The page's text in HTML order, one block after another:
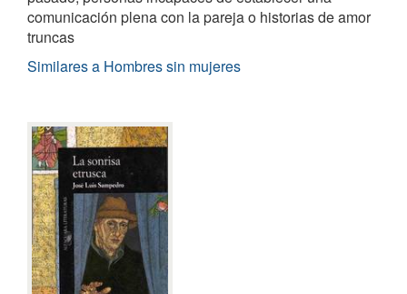
comunicación plena con la pareja o historias de amor
truncas
Similares a Hombres sin mujeres